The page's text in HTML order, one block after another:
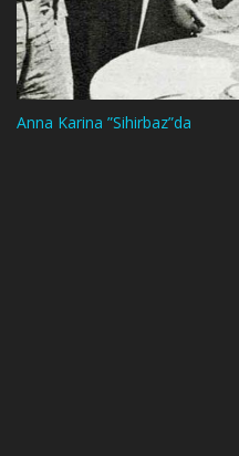
Anna Karina ”Sihirbaz”da